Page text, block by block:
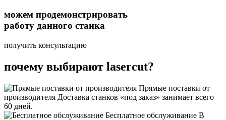
можем продемонстрировать
работу данного станка
получить консультацию
почему выбирают lasercut?
Прямые поставки от
производителя Доставка станков «под заказ» занимает всего
60 дней.
Бесплатное обслуживание В